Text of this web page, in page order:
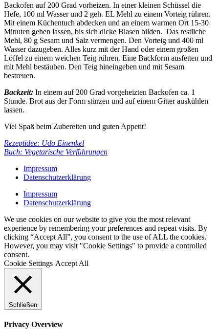
Backofen auf 200 Grad vorheizen. In einer kleinen Schüssel die
Hefe, 100 ml Wasser und 2 geh. EL Mehl zu einem Vorteig rühren.
Mit einem Küchentuch abdecken und an einem warmen Ort 15-30
Minuten gehen lassen, bis sich dicke Blasen bilden. Das restliche
Mehl, 80 g Sesam und Salz vermengen. Den Vorteig und 400 ml
Wasser dazugeben. Alles kurz mit der Hand oder einem großen
Löffel zu einem weichen Teig rühren. Eine Backform ausfetten und
mit Mehl bestäuben. Den Teig hineingeben und mit Sesam
bestreuen.
Backzeit: In einem auf 200 Grad vorgeheizten Backofen ca. 1
Stunde. Brot aus der Form stürzen und auf einem Gitter auskühlen
lassen.
Viel Spaß beim Zubereiten und guten Appetit!
Rezeptidee: Udo Einenkel
Buch: Vegetarische Verführungen
Impressum
Datenschutzerklärung
Impressum
Datenschutzerklärung
We use cookies on our website to give you the most relevant
experience by remembering your preferences and repeat visits. By
clicking “Accept All”, you consent to the use of ALL the cookies.
However, you may visit "Cookie Settings" to provide a controlled
consent.
Cookie Settings Accept All
Schließen
Privacy Overview